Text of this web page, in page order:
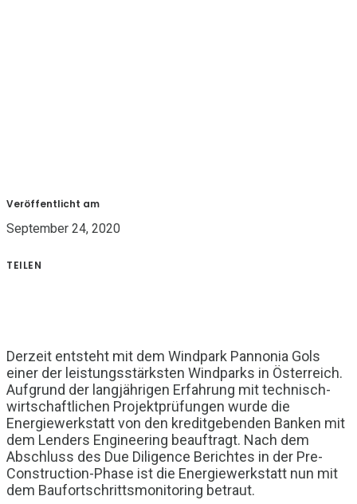
Veröffentlicht am
September 24, 2020
TEILEN
Derzeit entsteht mit dem Windpark Pannonia Gols
einer der leistungsstärksten Windparks in Österreich.
Aufgrund der langjährigen Erfahrung mit technisch-
wirtschaftlichen Projektprüfungen wurde die
Energiewerkstatt von den kreditgebenden Banken mit
dem Lenders Engineering beauftragt. Nach dem
Abschluss des Due Diligence Berichtes in der Pre-
Construction-Phase ist die Energiewerkstatt nun mit
dem Baufortschrittsmonitoring betraut.